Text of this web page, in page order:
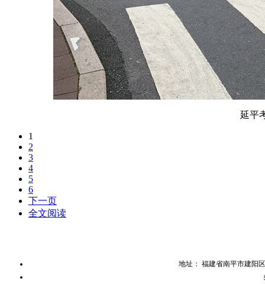
延平
1
2
3
4
5
6
下一页
全文阅读
地址： 福建省南平市建阳